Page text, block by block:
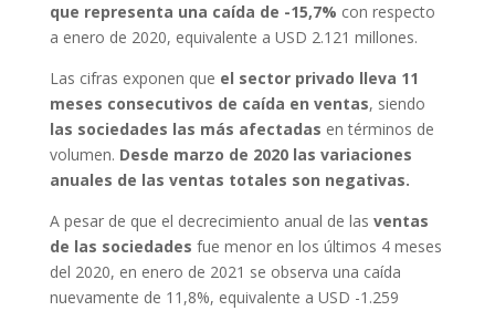
que representa una caída de -15,7% con respecto
a enero de 2020, equivalente a USD 2.121 millones.
Las cifras exponen que el sector privado lleva 11
meses consecutivos de caída en ventas, siendo
las sociedades las más afectadas en términos de
volumen. Desde marzo de 2020 las variaciones
anuales de las ventas totales son negativas.
A pesar de que el decrecimiento anual de las ventas
de las sociedades fue menor en los últimos 4 meses
del 2020, en enero de 2021 se observa una caída
nuevamente de 11,8%, equivalente a USD -1.259